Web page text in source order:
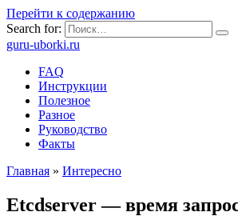
Перейти к содержанию
Search for:
guru-uborki.ru
FAQ
Инструкции
Полезное
Разное
Руководство
Факты
Главная » Интересно
Etcdserver — время